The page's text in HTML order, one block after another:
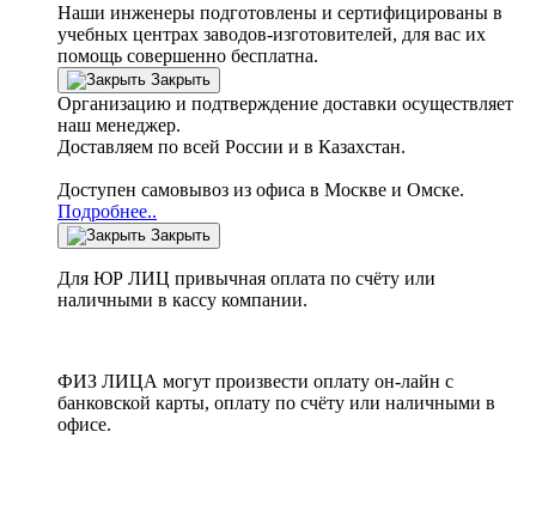
Наши инженеры подготовлены и сертифицированы в
учебных центрах заводов-изготовителей, для вас их
помощь совершенно бесплатна.
Закрыть
Организацию и подтверждение доставки осуществляет
наш менеджер.
Доставляем по всей России и в Казахстан.
Доступен самовывоз из офиса в Москве и Омске.
Подробнее..
Закрыть
Для ЮР ЛИЦ привычная оплата по счёту или
наличными в кассу компании.
ФИЗ ЛИЦА могут произвести оплату он-лайн с
банковской карты, оплату по счёту или наличными в
офисе.